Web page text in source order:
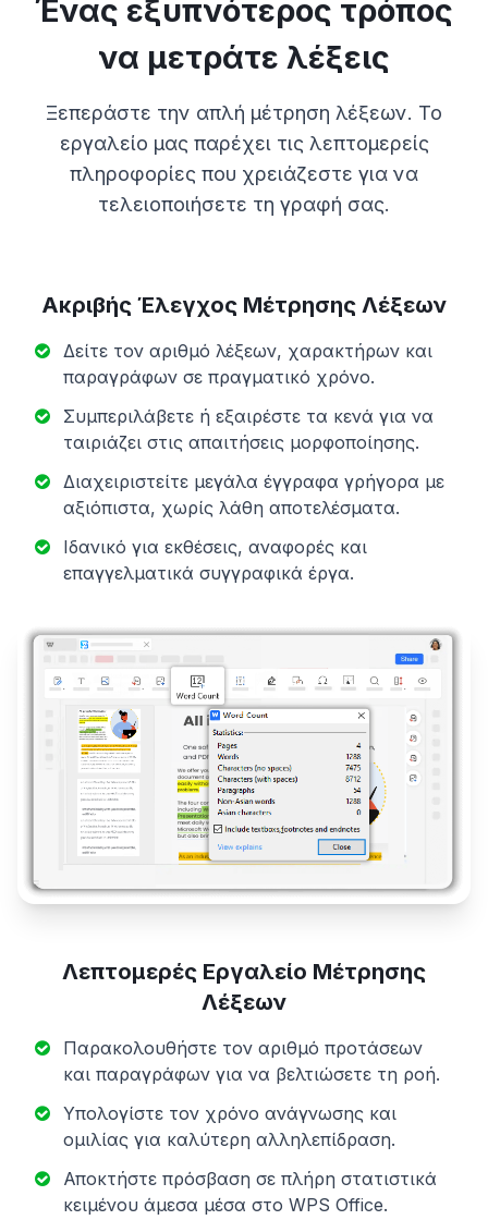
Ένας εξυπνότερος τρόπος
να μετράτε λέξεις
Ξεπεράστε την απλή μέτρηση λέξεων. Το
εργαλείο μας παρέχει τις λεπτομερείς
πληροφορίες που χρειάζεστε για να
τελειοποιήσετε τη γραφή σας.
Ακριβής Έλεγχος Μέτρησης Λέξεων
Δείτε τον αριθμό λέξεων, χαρακτήρων και
παραγράφων σε πραγματικό χρόνο.
Συμπεριλάβετε ή εξαιρέστε τα κενά για να
ταιριάζει στις απαιτήσεις μορφοποίησης.
Διαχειριστείτε μεγάλα έγγραφα γρήγορα με
αξιόπιστα, χωρίς λάθη αποτελέσματα.
Ιδανικό για εκθέσεις, αναφορές και
επαγγελματικά συγγραφικά έργα.
Λεπτομερές Εργαλείο Μέτρησης
Λέξεων
Παρακολουθήστε τον αριθμό προτάσεων
και παραγράφων για να βελτιώσετε τη ροή.
Υπολογίστε τον χρόνο ανάγνωσης και
ομιλίας για καλύτερη αλληλεπίδραση.
Αποκτήστε πρόσβαση σε πλήρη στατιστικά
κειμένου άμεσα μέσα στο WPS Office.